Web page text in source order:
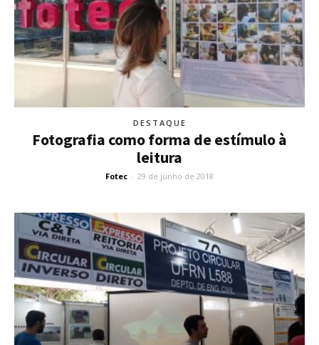
DESTAQUE
Fotografia como forma de estímulo à
leitura
Fotec - 29 de junho de 2018